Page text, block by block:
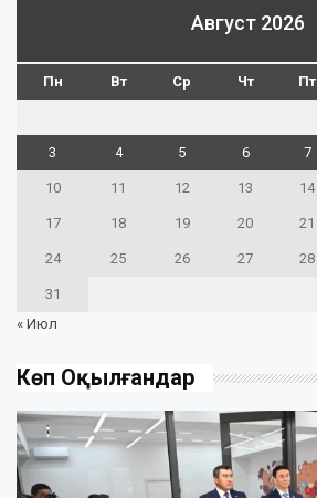
Август 2026
Пн Вт Ср Чт Пт
3 4 5 6 7
10 11 12 13 14
17 18 19 20 21
24 25 26 27 28
31
« Июл
Көп Оқылғандар